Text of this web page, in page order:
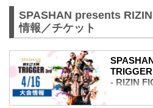
SPASHAN presents
情報／チケット
- RIZIN